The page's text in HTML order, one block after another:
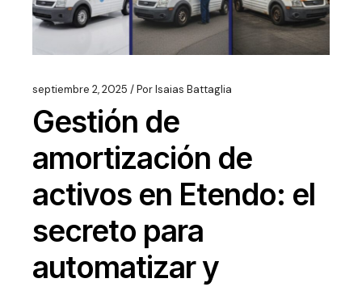
septiembre 2, 2025 PorIsaias Battaglia
Gestión de
amortización de
activos en Etendo: el
secreto para
automatizar y